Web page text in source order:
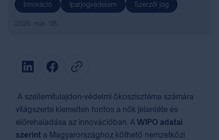
Innováció Iparjogvédelem Szerzői jog
2026. már. 08.
A szellemitulajdon-védelmi ökoszisztéma számára
világszerte kiemelten fontos a nők jelenléte és
előrehaladása az innovációban. A WIPO adatai
szerint a Magyarországhoz köthető nemzetközi